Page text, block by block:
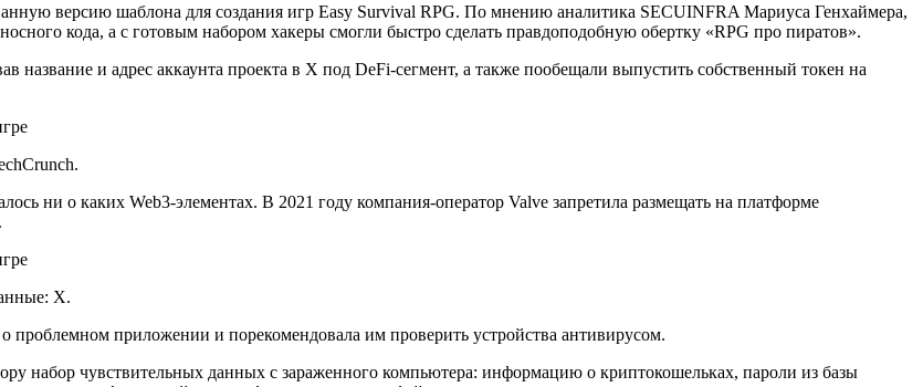
версию шаблона для создания игр Easy Survival RPG. По мнению аналитика SECUINFRA Мариуса Генхаймера,
кода, а с готовым набором хакеры смогли быстро сделать правдоподобную обертку «RPG про пиратов».
название и адрес аккаунта проекта в X под DeFi-сегмент, а также пообещали выпустить собственный токен на
ни о каких Web3-элементах. В 2021 году компания-оператор Valve запретила размещать на платформе
X.
проблемном приложении и порекомендовала им проверить устройства антивирусом.
набор чувствительных данных с зараженного компьютера: информацию о криптокошельках, пароли из базы